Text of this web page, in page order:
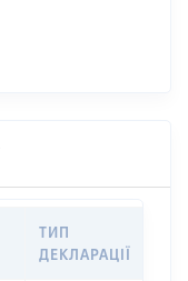
ТИП
ДЕКЛАРАЦІЇ